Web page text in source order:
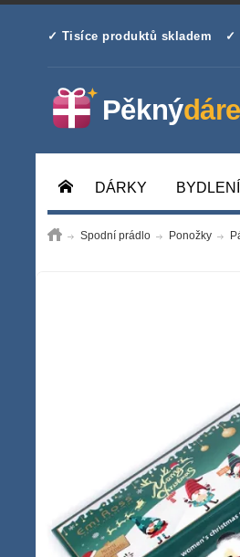
✓ Tisíce produktů skladem ✓
DÁRKY BYDLENÍ
Spodní prádlo Ponožky